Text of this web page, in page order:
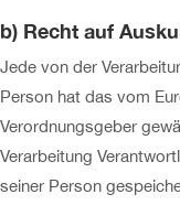
b) Recht auf
Jede von der
Person hat das vom
Verordnungsgeber
Verarbeitung
seiner Person